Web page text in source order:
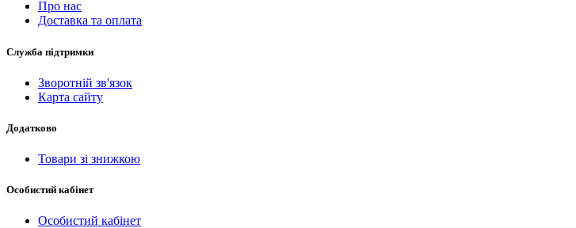
Про нас
Доставка та оплата
Служба підтримки
Зворотній зв'язок
Карта сайту
Додатково
Товари зі знижкою
Особистий кабінет
Особистий кабінет